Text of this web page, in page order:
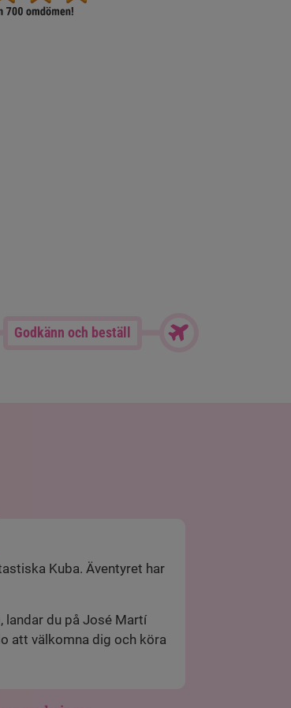
Godkänn och beställ
Kuba. Äventyret har
landar du på José Martí
att välkomna dig och köra